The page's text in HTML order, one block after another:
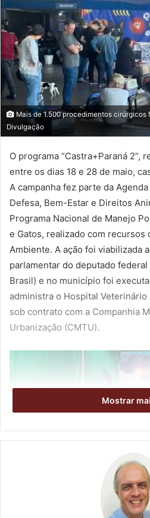
Mais de 1.500 procedimentos cirúrgicos
Divulgação
O programa “Castra+Paraná 2”,
entre os dias 18 e 28 de maio,
A campanha fez parte da
Defesa, Bem-Estar e Direitos
Programa Nacional de Manejo
e Gatos, realizado com recursos
Ambiente. A ação foi viabilizada
parlamentar do deputado
Brasil) e no município foi
administra o Hospital
sob contrato com a Companhia
Urbanização (CMTU).
Mostrar